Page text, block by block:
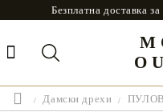
Безплатна доставка
Дамски дрехи